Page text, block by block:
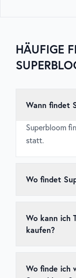
HÄUFIGE
Wann findet
Superbloom
statt.
Wo findet
Deutschland
Wo kann ich
kaufen?
Ticketshop
Wo finde ich